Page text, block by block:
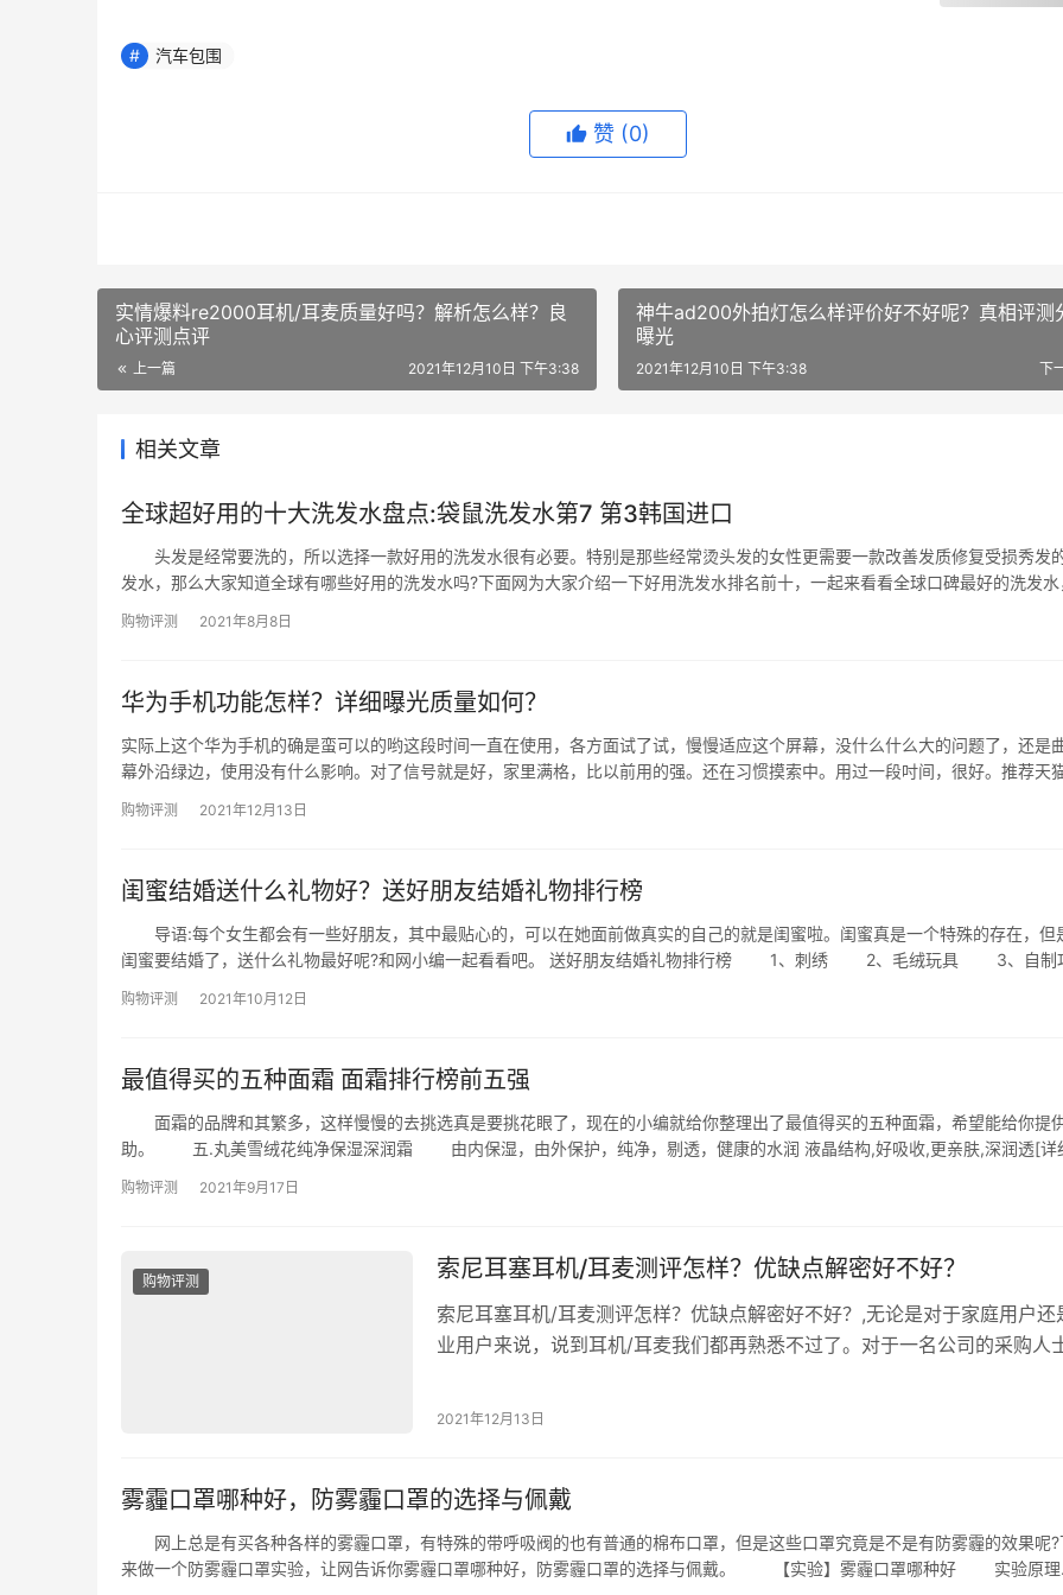
汽车包围
赞 (0)
实情爆料re2000耳机/耳麦质量好吗？解析怎么样？良
心评测点评
上一篇 2021年12月10日 下午3:38
神牛ad200外拍灯怎么样评价好不好呢？真相评测
曝光
下
2021年12月10日 下午3:38
相关文章
全球超好用的十大洗发水盘点:袋鼠洗发水第7 第3韩国进口
头发是经常要洗的，所以选择一款好用的洗发水很有必要。特别是那些经常烫头发的女性更需要一款改善发质修复受损秀发
发水，那么大家知道全球有哪些好用的洗发水吗?下面网为大家介绍一下好用洗发水排名前十，一起来看看全球口碑最好的洗发水
购物评测 2021年8月8日
华为手机功能怎样？详细曝光质量如何？
实际上这个华为手机的确是蛮可以的哟这段时间一直在使用，各方面试了试，慢慢适应这个屏幕，没什么什么大的问题了，还是
幕外沿绿边，使用没有什么影响。对了信号就是好，家里满格，比以前用的强。还在习惯摸索中。用过一段吋间，很好。推荐天
不均匀，就这…
购物评测 2021年12月13日
闺蜜结婚送什么礼物好？送好朋友结婚礼物排行榜
导语:每个女生都会有一些好朋友，其中最贴心的，可以在她面前做真实的自己的就是闺蜜啦。闺蜜真是一个特殊的存在，但
闺蜜要结婚了，送什么礼物最好呢?和网小编一起看看吧。 送好朋友结婚礼物排行榜 1、刺绣 2、毛绒玩具 3、自制
购物评测 2021年10月12日
最值得买的五种面霜 面霜排行榜前五强
面霜的品牌和其繁多，这样慢慢的去挑选真是要挑花眼了，现在的小编就给你整理出了最值得买的五种面霜，希望能给你提
助。 五.丸美雪绒花纯净保湿深润霜 由内保湿，由外保护，纯净，剔透，健康的水润 液晶结构,好吸收,更亲肤,深润透[详
购物评测 2021年9月17日
购物评测 索尼耳塞耳机/耳麦测评怎样？优缺点解密好不好？
索尼耳塞耳机/耳麦测评怎样？优缺点解密好不好？,无论是对于家庭用户还
业用户来说，说到耳机/耳麦我们都再熟悉不过了。对于一名公司的采购人
直以来都是对索尼品牌情有独钟，从最早期的数码相机，到耳机，日本人真
2021年12月13日
雾霾口罩哪种好，防雾霾口罩的选择与佩戴
网上总是有买各种各样的雾霾口罩，有特殊的带呼吸阀的也有普通的棉布口罩，但是这些口罩究竟是不是有防雾霾的效果呢?
来做一个防雾霾口罩实验，让网告诉你雾霾口罩哪种好，防雾霾口罩的选择与佩戴。 【实验】雾霾口罩哪种好 实验原理